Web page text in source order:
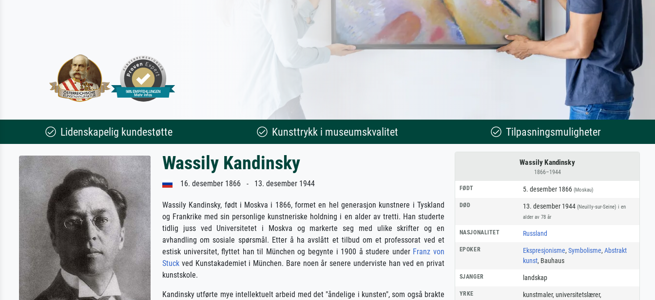
Lidenskapelig kundestøtte Kunsttrykk i museumskvalitet Tilpasningsmuligheter
Wassily Kandinsky
1866–1944
FØDT 5. desember 1866 (Moskau)
DØD 13. desember 1944 (Neuilly-sur-Seine) i en
alder av 78 år
NASJONALITET Russland
EPOKER Ekspresjonisme, Symbolisme, Abstrakt
kunst, Bauhaus
SJANGER landskap
YRKE kunstmaler, universitetslærer,
Wassily Kandinsky
16. desember 1866 - 13. desember 1944
Wassily Kandinsky, født i Moskva i 1866, formet en hel generasjon kunstnere i Tyskland
og Frankrike med sin personlige kunstneriske holdning i en alder av tretti. Han studerte
tidlig juss ved Universitetet i Moskva og markerte seg med ulike skrifter og en
avhandling om sosiale spørsmål. Etter å ha avslått et tilbud om et professorat ved et
estisk universitet, flyttet han til München og begynte i 1900 å studere under Franz von
Stuck ved Kunstakademiet i München. Bare noen år senere underviste han ved en privat
kunstskole.
Kandinsky utførte mye intellektuelt arbeid med det "åndelige i kunsten", som også brakte